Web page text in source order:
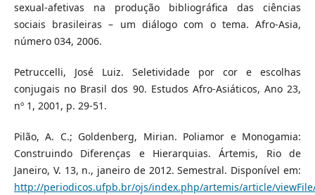
sexual-afetivas na produção bibliográfica das ciências
sociais brasileiras – um diálogo com o tema. Afro-Asia,
número 034, 2006.
Petruccelli, José Luiz. Seletividade por cor e escolhas
conjugais no Brasil dos 90. Estudos Afro-Asiáticos, Ano 23,
nº 1, 2001, p. 29-51.
Pilão, A. C.; Goldenberg, Mirian. Poliamor e Monogamia:
Construindo Diferenças e Hierarquias. Ártemis, Rio de
Janeiro, V. 13, n., janeiro de 2012. Semestral. Disponível em:
http://periodicos.ufpb.br/ojs/index.php/artemis/article/